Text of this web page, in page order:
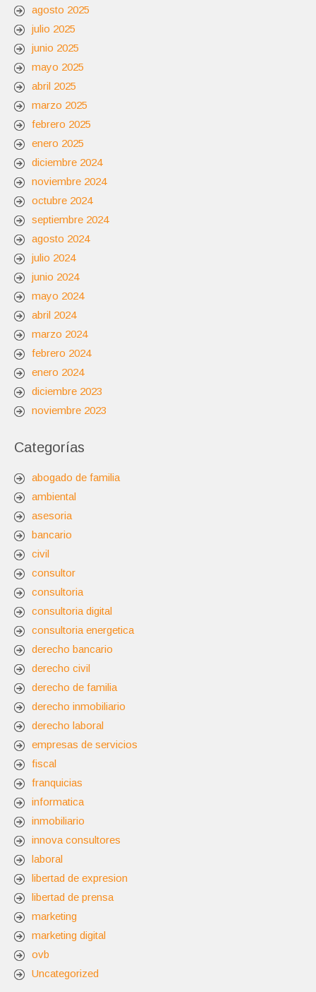
agosto 2025
julio 2025
junio 2025
mayo 2025
abril 2025
marzo 2025
febrero 2025
enero 2025
diciembre 2024
noviembre 2024
octubre 2024
septiembre 2024
agosto 2024
julio 2024
junio 2024
mayo 2024
abril 2024
marzo 2024
febrero 2024
enero 2024
diciembre 2023
noviembre 2023
Categorías
abogado de familia
ambiental
asesoria
bancario
civil
consultor
consultoria
consultoria digital
consultoria energetica
derecho bancario
derecho civil
derecho de familia
derecho inmobiliario
derecho laboral
empresas de servicios
fiscal
franquicias
informatica
inmobiliario
innova consultores
laboral
libertad de expresion
libertad de prensa
marketing
marketing digital
ovb
Uncategorized